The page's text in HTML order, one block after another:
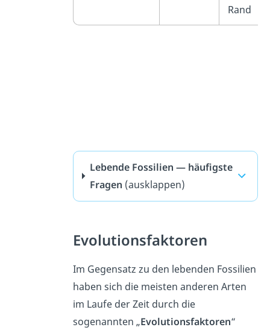
Rand
Lebende Fossilien — häufigste
Fragen (ausklappen)
Evolutionsfaktoren
Im Gegensatz zu den lebenden Fossilien
haben sich die meisten anderen Arten
im Laufe der Zeit durch die
sogenannten „Evolutionsfaktoren“